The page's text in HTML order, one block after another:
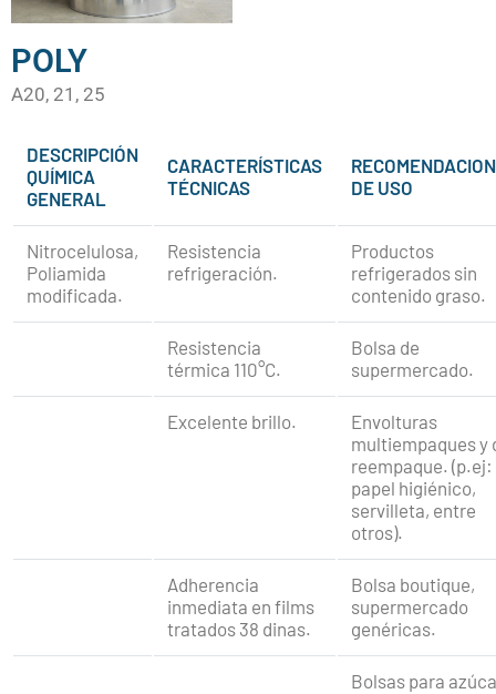
POLY
A20, 21, 25
DESCRIPCIÓN
QUÍMICA
GENERAL
CARACTERÍSTICAS
TÉCNICAS
DE USO
Nitrocelulosa,
Poliamida
modificada.
Resistencia
refrigeración.
Productos
refrigerados sin
contenido graso.
Resistencia
térmica 110°C.
Bolsa de
supermercado.
Excelente brillo.
Envolturas
multiempaques y
reempaque. (p.ej:
papel higiénico,
servilleta, entre
otros).
Adherencia
inmediata en films
tratados 38 dinas.
Bolsa boutique,
supermercado
genéricas.
Bolsas para